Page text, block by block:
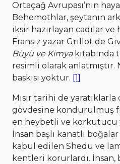
Ortaçağ Avrupası’nın
Behemothlar, şeytanın
iksir hazırlayan cadılar ve
Fransız yazar Grillot de
Büyü ve Kimyakitabında
resimli olarak anlatmıştır.
baskısı yoktur. [1]
Mısır tarihi de
gövdesine kondurulmuş
en heybetli ve korkutucu
İnsan başlı kanatlı
kabul edilen Shedu ve
kentleri korurlardı. İnsan,